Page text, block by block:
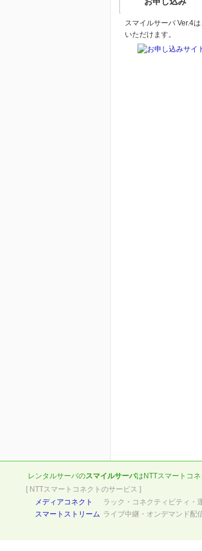
スマイルサーバ Ver.4
いただけます。
レンタルサーバのスマイルサーバは NTTスマートコネ
[ NTTスマートコネクトのサービス ]
メディアコネクト
ラック・コネクティビティ・
スマートストリーム ライブ中継・オンデマンド配